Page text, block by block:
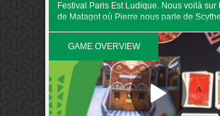
Festival Paris Est Ludique. Nous voilà sur
de Matagot où Pierre nous parle de Scythe
GAME OVERVIEW